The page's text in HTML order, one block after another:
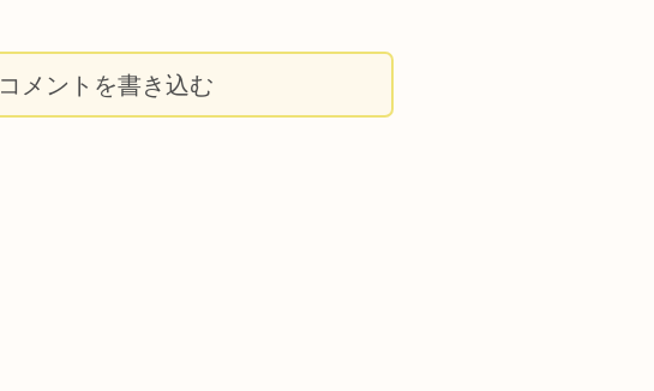
コメントを書き込む